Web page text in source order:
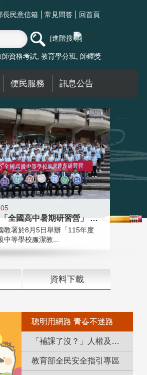
長民意信箱 常見問答 回首頁
進階搜尋
師資格考試 教育學分班 師鐸獎
便民服務 訊息公告
國教署「全國高中暑期研習營」 以多
教署於8月5日舉辦「115年度
中等學校廉潔教...
資料下載
聰明用網路 青春不迷路
「補課了沒？」人權及轉型正義教育專區
教育部全民安全指引專區